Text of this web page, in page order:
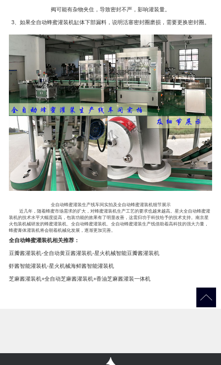
阀可能有杂物夹住，导致密封不严，影响灌装量。
3、如果全自动蜂蜜灌装机缸体下部漏料，说明活塞密封圈磨损，需要更换密封圈。
全自动蜂蜜灌装生产线车间实拍及全自动蜂蜜灌装机细节展示
近几年，随着蜂蜜市场需求的扩大，对蜂蜜灌装机生产工艺的要求也越来越高。星火全自动蜂蜜灌
装机的技术水平大幅度提高，包装功能的效果有了明显改善，这需归功于科技给予的技术支持。南京星
火包装机械研发的蜂蜜灌装机、全自动蜂蜜灌装机、全自动蜂蜜灌装生产线借助着高科技的强大力量，
蜂蜜膏体灌装机将会朝着机械化发展，逐渐更加完善。
全自动蜂蜜灌装机相关推荐：
豆瓣酱灌装机-全自动黄豆酱灌装机-星火机械智能豆瓣酱灌装机
虾酱智能灌装机-星火机械海鲜酱智能灌装机
芝麻酱灌装机+全自动芝麻酱灌装机+香油芝麻酱灌装一体机